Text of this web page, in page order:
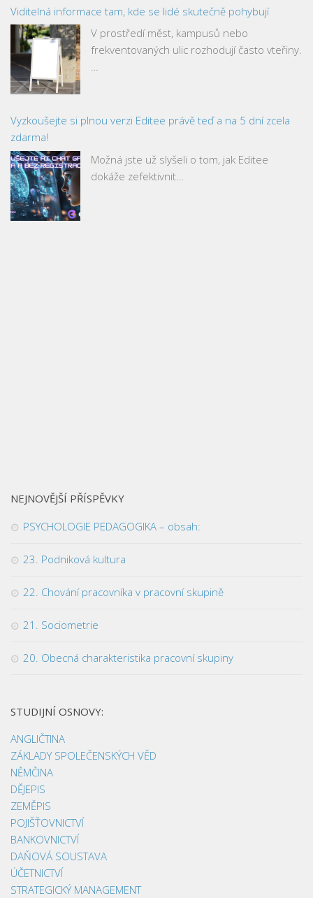
Viditelná informace tam, kde se lidé skutečně pohybují
V prostředí měst, kampusů nebo
frekventovaných ulic rozhodují často vteřiny.
…
Vyzkoušejte si plnou verzi Editee právě teď a na 5 dní zcela
zdarma!
Možná jste už slyšeli o tom, jak Editee
dokáže zefektivnit…
NEJNOVĚJŠÍ PŘÍSPĚVKY
PSYCHOLOGIE PEDAGOGIKA – obsah:
23. Podniková kultura
22. Chování pracovníka v pracovní skupině
21. Sociometrie
20. Obecná charakteristika pracovní skupiny
STUDIJNÍ OSNOVY:
ANGLIČTINA
ZÁKLADY SPOLEČENSKÝCH VĚD
NĚMČINA
DĚJEPIS
ZEMĚPIS
POJIŠŤOVNICTVÍ
BANKOVNICTVÍ
DAŇOVÁ SOUSTAVA
ÚČETNICTVÍ
STRATEGICKÝ MANAGEMENT